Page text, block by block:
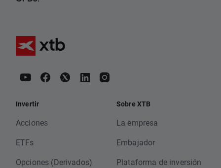
Invertir
Acciones
ETFs
Opciones (Derivados)
Sobre XTB
La empresa
Embajador
Plataforma de inversión